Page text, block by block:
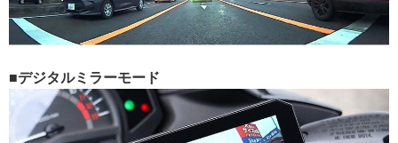
■デジタルミラーモード